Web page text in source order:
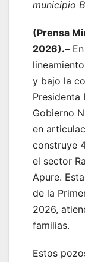
municipio
(Prensa
2026).–
y bajo la
Presidenta
Gobierno
en
construye
el sector
Apure.
de la
2026,
familias.
Estos